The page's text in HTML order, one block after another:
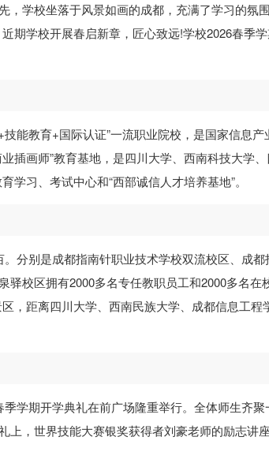
，学校坐落于风景如画的成都，充满了学习的氛
期学校开展春启新章，匠心致远!学校2026春季
能教育+国际认证”一流职业院校，是国家信息产
插画师”教育基地，是四川大学、西南科技大学
习、考试中心和“西部诚信人才培养基地”。
分别是成都指南针职业技术学校双流校区、成都
校区拥有2000多名专任教职员工和2000多名在
，距离四川大学、西南民族大学、成都信息工程
学期开学典礼在前广场隆重举行。全体师生齐聚
上，世界技能大赛银奖获得者刘豪老师的励志讲